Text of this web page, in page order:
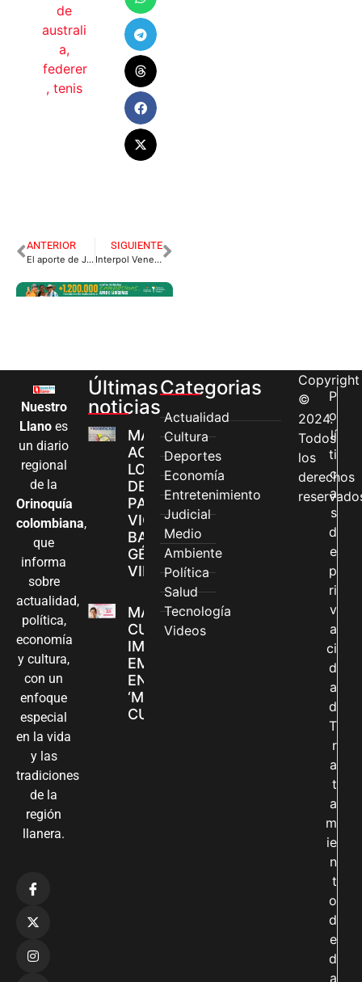
de
australi
a,
federer
, tenis
ANTERIOR
El aporte de James, en la clasificación del Madrid en la Copa del Rey
SIGUIENTE
Interpol Venezuela oficializó a Colombia la captura de Aída Merlano
Nuestro
Llano es
un diario
regional
de la
Orinoquía
colombiana,
que
informa
sobre
actualidad,
política,
economía
y cultura,
con un
enfoque
especial
en la vida
y las
tradiciones
de la
región
llanera.
Últimas
noticias
MÁS MUJERES
ACCEDEN A
LOS CANALES
DE ATENCIÓN
PARA
VIOLENCIAS
BASADAS EN
GÉNERO EN
VILLAVICENCIO
MADRES
CUIDADORAS
IMPULSAN SUS
EMPRENDIMIENTOS
EN LA FERIA
‘MANOS QUE
CUIDAN Y CREAN’
Categorias
Actualidad
Cultura
Deportes
Economía
Entretenimiento
Judicial
Medio
Ambiente
Política
Salud
Tecnología
Videos
Copyright
©
2024.
Todos
los
derechos
P
o
lí
ti
c
a
s
d
e
p
ri
v
a
ci
d
a
d
T
r
a
t
a
m
ie
n
t
o
d
e
d
a